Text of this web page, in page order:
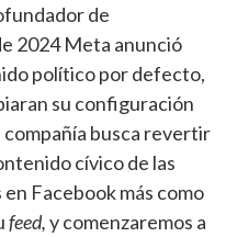
de
2024 Meta anunció
político por defecto,
su configuración
compañía busca revertir
cívico de las
Facebook más como
feed,y comenzaremos a